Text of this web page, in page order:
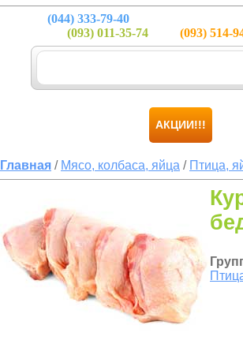
(044) 333-79-40
(093) 011-35-74 (093) 514-
АКЦИИ!!!
Главная / Мясо, колбаса, яйца / Птица,